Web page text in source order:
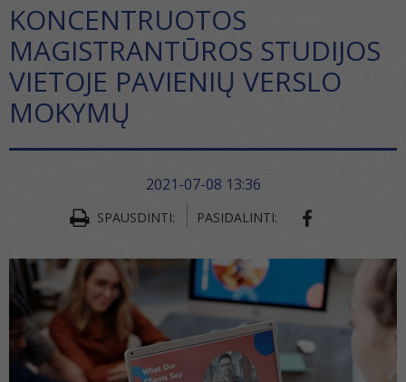
KONCENTRUOTOS
MAGISTRANTŪROS STUDIJOS
VIETOJE PAVIENIŲ VERSLO
MOKYMŲ
2021-07-08 13:36
SPAUSDINTI: PASIDALINTI: